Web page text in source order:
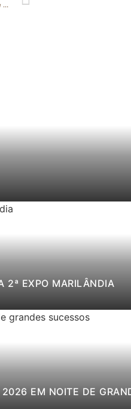
Zé Neto & Cristiano são confirmados na festa de 91 anos de Baixo Guandu
2ª EXPO MARILÂNDIA
EM NOITE DE